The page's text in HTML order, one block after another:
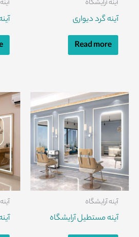
آینه آرایشگاه
آینه گرد دیواری
Read more
آینه آرایشگاه
آینه مستطیل آرایشگاه